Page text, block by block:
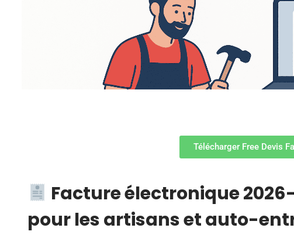
Télécharger Free Devis
Facture électronique
pour les artisans et auto-